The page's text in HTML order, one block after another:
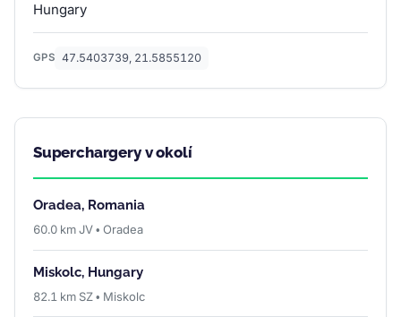
Hungary
GPS 47.5403739, 21.5855120
Superchargery v okolí
Oradea, Romania
60.0 km JV • Oradea
Miskolc, Hungary
82.1 km SZ • Miskolc